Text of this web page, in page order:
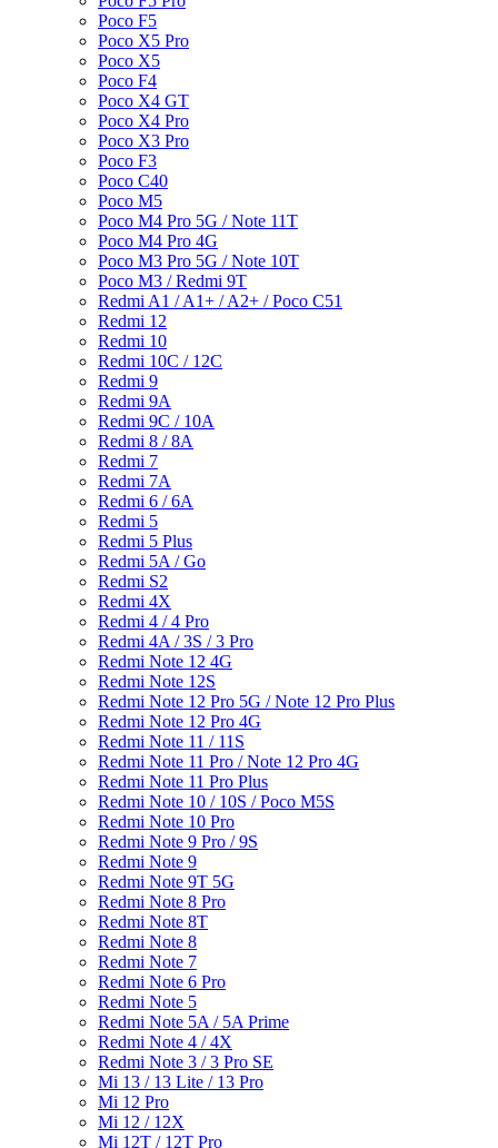
Poco F5
Poco X5 Pro
Poco X5
Poco F4
Poco X4 GT
Poco X4 Pro
Poco X3 Pro
Poco F3
Poco C40
Poco M5
Poco M4 Pro 5G / Note 11T
Poco M4 Pro 4G
Poco M3 Pro 5G / Note 10T
Poco M3 / Redmi 9T
Redmi A1 / A1+ / A2+ / Poco C51
Redmi 12
Redmi 10
Redmi 10C / 12C
Redmi 9
Redmi 9A
Redmi 9C / 10A
Redmi 8 / 8A
Redmi 7
Redmi 7A
Redmi 6 / 6A
Redmi 5
Redmi 5 Plus
Redmi 5A / Go
Redmi S2
Redmi 4X
Redmi 4 / 4 Pro
Redmi 4A / 3S / 3 Pro
Redmi Note 12 4G
Redmi Note 12S
Redmi Note 12 Pro 5G / Note 12 Pro Plus
Redmi Note 12 Pro 4G
Redmi Note 11 / 11S
Redmi Note 11 Pro / Note 12 Pro 4G
Redmi Note 11 Pro Plus
Redmi Note 10 / 10S / Poco M5S
Redmi Note 10 Pro
Redmi Note 9 Pro / 9S
Redmi Note 9
Redmi Note 9T 5G
Redmi Note 8 Pro
Redmi Note 8T
Redmi Note 8
Redmi Note 7
Redmi Note 6 Pro
Redmi Note 5
Redmi Note 5A / 5A Prime
Redmi Note 4 / 4X
Redmi Note 3 / 3 Pro SE
Mi 13 / 13 Lite / 13 Pro
Mi 12 Pro
Mi 12 / 12X
Mi 12T / 12T Pro